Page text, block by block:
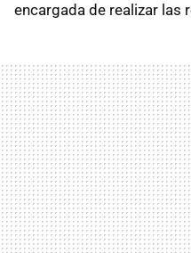
encargada de realizar las